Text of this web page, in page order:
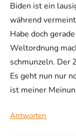
Biden ist ein
während
Habe doch
Weltordnung
schmunzeln. Der
Es geht nun nur
ist meiner
Antworten